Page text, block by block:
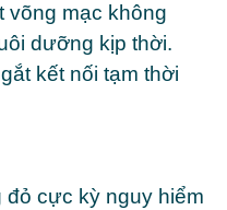
võng mạc không
dưỡng kịp thời.
kết nối tạm thời
cực kỳ nguy hiểm